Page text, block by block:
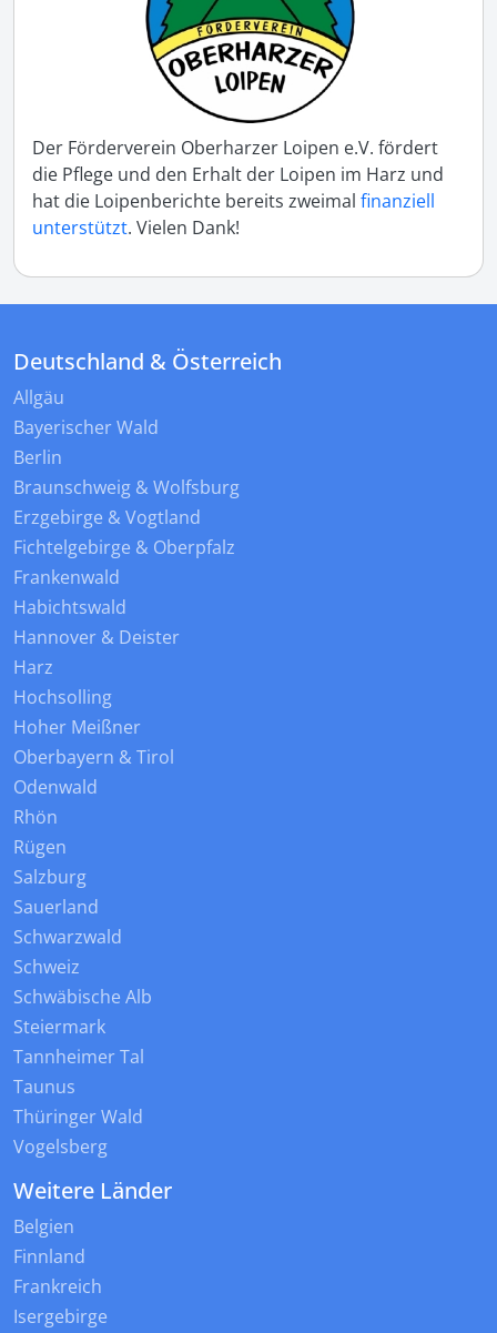
Der Förderverein Oberharzer Loipen e.V. fördert
die Pflege und den Erhalt der Loipen im Harz und
hat die Loipenberichte bereits zweimal finanziell
unterstützt. Vielen Dank!
Deutschland & Österreich
Allgäu
Bayerischer Wald
Berlin
Braunschweig & Wolfsburg
Erzgebirge & Vogtland
Fichtelgebirge & Oberpfalz
Frankenwald
Habichtswald
Hannover & Deister
Harz
Hochsolling
Hoher Meißner
Oberbayern & Tirol
Odenwald
Rhön
Rügen
Salzburg
Sauerland
Schwarzwald
Schweiz
Schwäbische Alb
Steiermark
Tannheimer Tal
Taunus
Thüringer Wald
Vogelsberg
Weitere Länder
Belgien
Finnland
Frankreich
Isergebirge